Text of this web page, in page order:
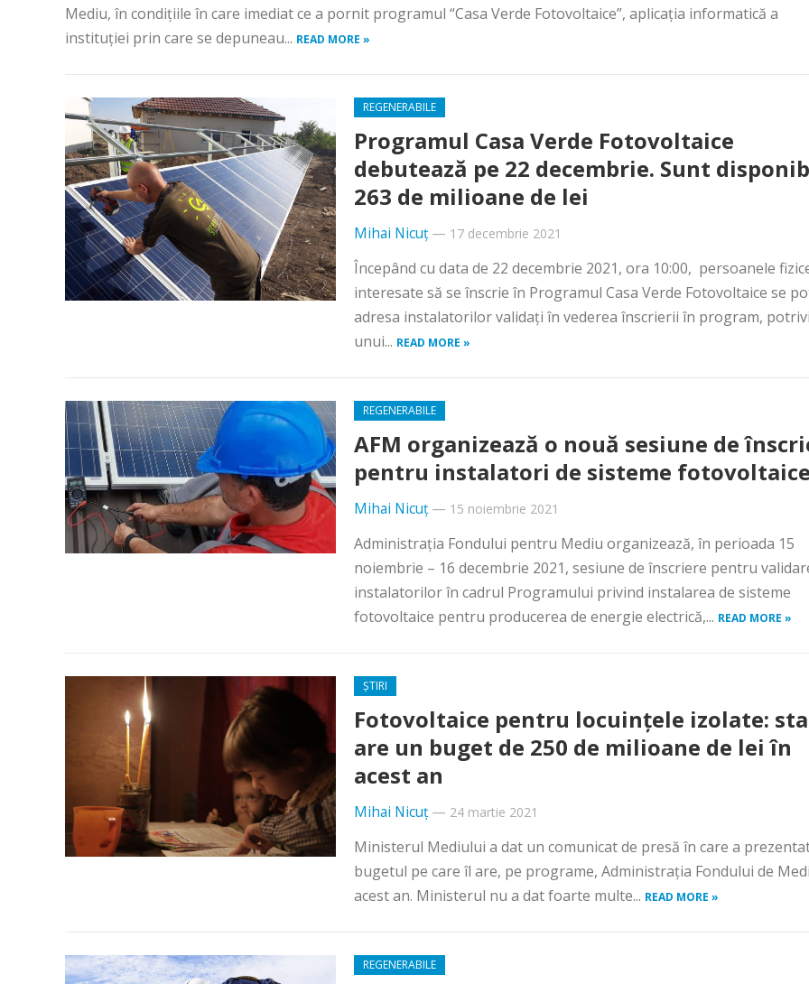
Mediu, în condițiile în care imediat ce a pornit programul “Casa Verde Fotovoltaice”, aplicația informatică a
instituției prin care se depuneau... READ MORE »
REGENERABILE
Programul Casa Verde Fotovoltaice
debutează pe 22 decembrie. Sunt
263 de milioane de lei
Mihai Nicuț— 17 decembrie 2021
Începând cu data de 22 decembrie 2021, ora 10:00, persoanele
interesate să se înscrie în Programul Casa Verde Fotovoltaice se
adresa instalatorilor validați în vederea înscrierii în program,
unui... READ MORE »
REGENERABILE
AFM organizează o nouă sesiune de
pentru instalatori de sisteme fotovoltaice
Mihai Nicuț— 15 noiembrie 2021
Administraţia Fondului pentru Mediu organizează, în perioada 15
noiembrie – 16 decembrie 2021, sesiune de înscriere pentru
instalatorilor în cadrul Programului privind instalarea de sisteme
fotovoltaice pentru producerea de energie electrică,... READ MORE »
ȘTIRI
Fotovoltaice pentru locuințele izolate:
are un buget de 250 de milioane de lei în
acest an
Mihai Nicuț— 24 martie 2021
Ministerul Mediului a dat un comunicat de presă în care a
bugetul pe care îl are, pe programe, Administrația Fondului de
acest an. Ministerul nu a dat foarte multe... READ MORE »
REGENERABILE